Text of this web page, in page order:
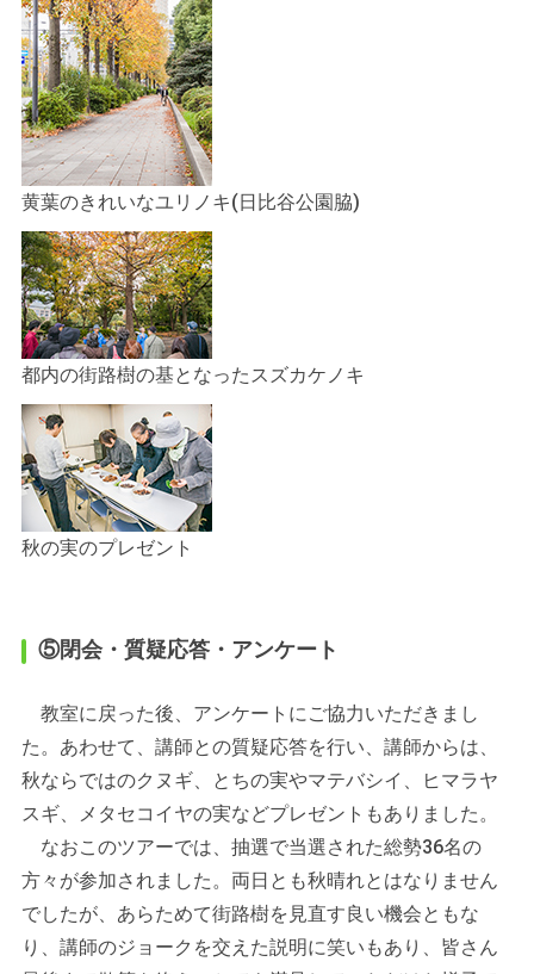
黄葉のきれいなユリノキ(日比谷公園脇)
都内の街路樹の基となったスズカケノキ
秋の実のプレゼント
⑤閉会・質疑応答・アンケート
教室に戻った後、アンケートにご協力いただきまし
た。あわせて、講師との質疑応答を行い、講師からは、
秋ならではのクヌギ、とちの実やマテバシイ、ヒマラヤ
スギ、メタセコイヤの実などプレゼントもありました。
なおこのツアーでは、抽選で当選された総勢36名の
方々が参加されました。両日とも秋晴れとはなりません
でしたが、あらためて街路樹を見直す良い機会ともな
り、講師のジョークを交えた説明に笑いもあり、皆さん